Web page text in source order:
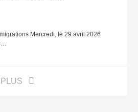
Mercredi, le 29 avril 2026